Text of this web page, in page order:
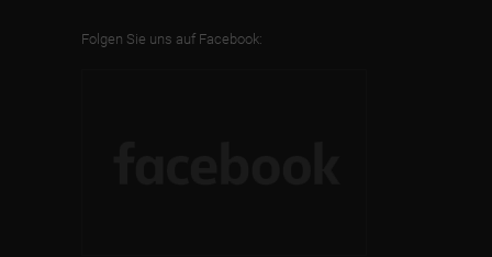
Folgen Sie uns auf Facebook: